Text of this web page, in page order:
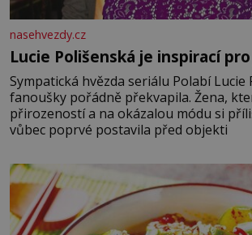
nasehvezdy.cz
Lucie Polišenská je inspirací
Sympatická hvězda seriálu Polabí Lucie
fanoušky pořádně překvapila. Žena,
přirozeností a na okázalou módu si
vůbec poprvé postavila před objekti